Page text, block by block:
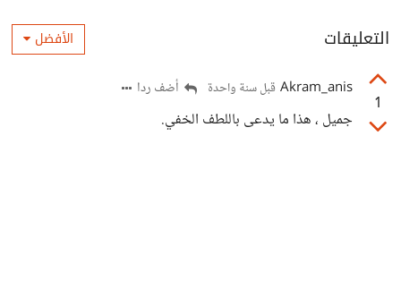
التعليقات الأفضل
1
Akram_anis قبل سنة واحدة أضف ردا
جميل ، هذا ما يدعى باللطف الخفي.